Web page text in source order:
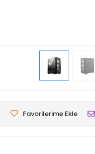
Favorilerime Ekle